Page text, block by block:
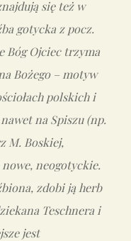
się też w
gotycka z pocz.
Bóg Ojciec trzyma
Bożego – motyw
polskich i
na Spiszu (np.
M. Boskiej,
nowe, neogotyckie.
zdobi ją herb
Teschnera i
jest